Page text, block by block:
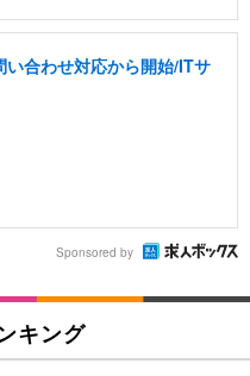
合わせ対応から開始/ITサ
Sponsored by
キング